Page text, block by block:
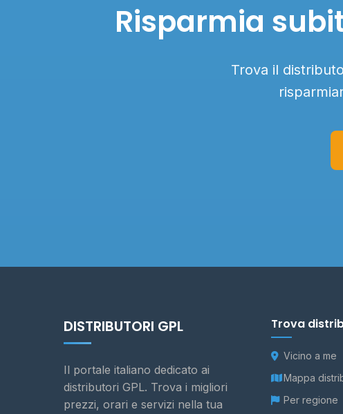
Risparmia
Trova il
DISTRIBUTORI GPL
Il portale italiano dedicato ai
distributori GPL. Trova i migliori
prezzi, orari e servizi nella tua
Trova
Vicino a me
Mappa
Per regione